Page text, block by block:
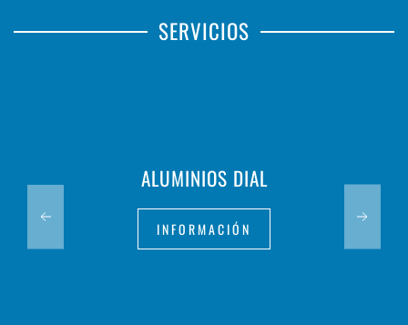
SERVICIOS
ALUMINIOS DIAL
INFORMACIÓN